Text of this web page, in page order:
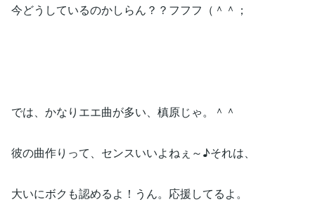
今どうしているのかしらん？？フフフ（＾＾；
では、かなりエエ曲が多い、槙原じゃ。＾＾
彼の曲作りって、センスいいよねぇ～♪それは、
大いにボクも認めるよ！うん。応援してるよ。